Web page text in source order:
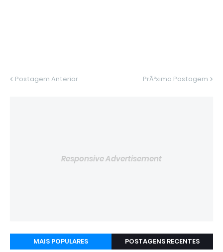
Postagem Anterior PrÃ³xima Postagem
Responsive Advertisement
MAIS POPULARES POSTAGENS RECENTES